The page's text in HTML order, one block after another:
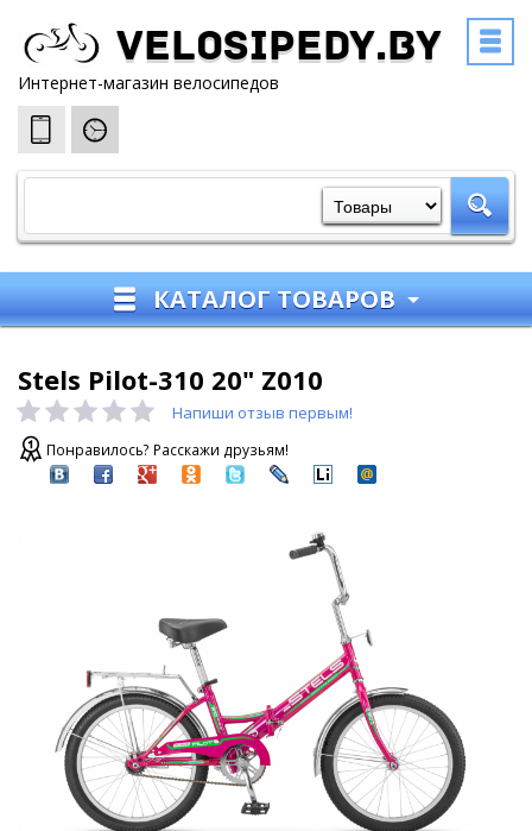
Velosipedy.by
Интернет-магазин велосипедов
КАТАЛОГ ТОВАРОВ
Stels Pilot-310 20" Z010
Напиши отзыв первым!
Понравилось? Расскажи друзьям!